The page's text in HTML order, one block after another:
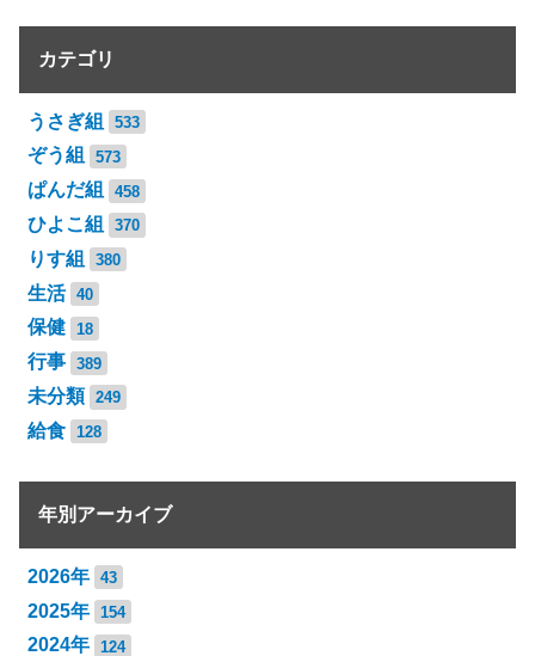
カテゴリ
うさぎ組 533
ぞう組 573
ぱんだ組 458
ひよこ組 370
りす組 380
生活 40
保健 18
行事 389
未分類 249
給食 128
年別アーカイブ
2026年 43
2025年 154
2024年 124